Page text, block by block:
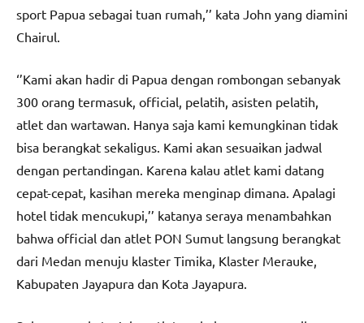
sport Papua sebagai tuan rumah,’’ kata John yang diamini
Chairul.
‘’Kami akan hadir di Papua dengan rombongan sebanyak
300 orang termasuk, official, pelatih, asisten pelatih,
atlet dan wartawan. Hanya saja kami kemungkinan tidak
bisa berangkat sekaligus. Kami akan sesuaikan jadwal
dengan pertandingan. Karena kalau atlet kami datang
cepat-cepat, kasihan mereka menginap dimana. Apalagi
hotel tidak mencukupi,’’ katanya seraya menambahkan
bahwa official dan atlet PON Sumut langsung berangkat
dari Medan menuju klaster Timika, Klaster Merauke,
Kabupaten Jayapura dan Kota Jayapura.